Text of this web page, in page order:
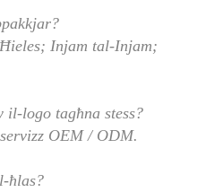
Injam tal-Injam;
logo tagħna stess?
OEM / ODM.
ħlas?